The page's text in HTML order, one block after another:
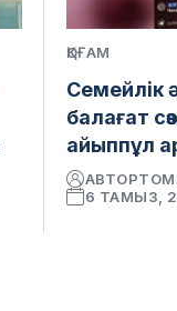
ҚОҒАМ
Семейлік
балағат
айыппұл
АВТОР
6 ТАМЫЗ,